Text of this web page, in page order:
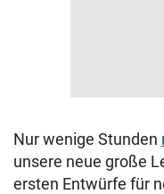
Nur wenige Stunden
unsere neue große
ersten Entwürfe für